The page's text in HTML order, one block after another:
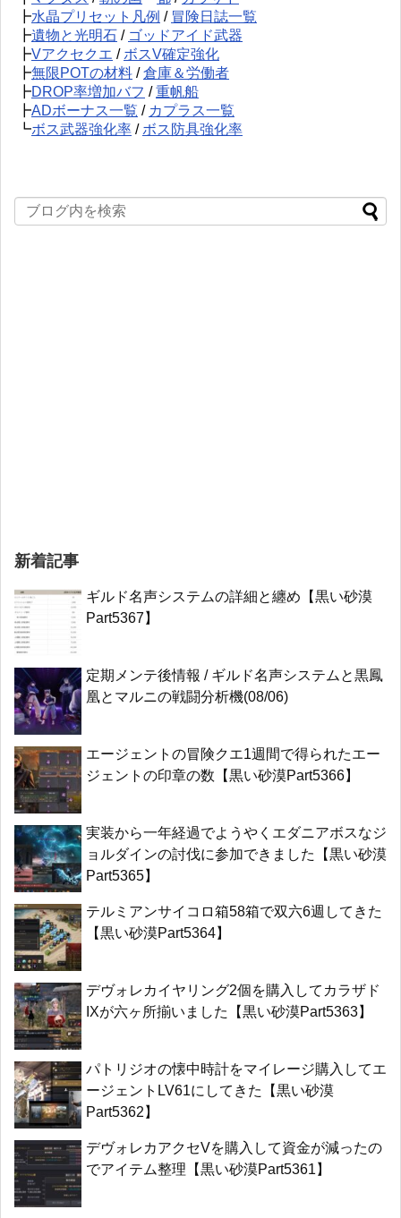
┣水晶プリセット凡例 / 冒険日誌一覧
┣遺物と光明石 / ゴッドアイド武器
┣Vアクセクエ / ボスV確定強化
┣無限POTの材料 /倉庫＆労働者
┣DROP率増加バフ /重帆船
┣ADボーナス一覧 / カプラス一覧
┗ボス武器強化率 / ボス防具強化率
新着記事
ギルド名声システムの詳細と纏め【黒い砂漠
Part5367】
定期メンテ後情報 / ギルド名声システムと黒鳳
凰とマルニの戦闘分析機(08/06)
エージェントの冒険クエ1週間で得られたエー
ジェントの印章の数【黒い砂漠Part5366】
実装から一年経過でようやくエダニアボスなジ
ョルダインの討伐に参加できました【黒い砂漠
Part5365】
テルミアンサイコロ箱58箱で双六6週してきた
【黒い砂漠Part5364】
デヴォレカイヤリング2個を購入してカラザド
IXが六ヶ所揃いました【黒い砂漠Part5363】
パトリジオの懐中時計をマイレージ購入してエ
ージェントLV61にしてきた【黒い砂漠
Part5362】
デヴォレカアクセVを購入して資金が減ったの
でアイテム整理【黒い砂漠Part5361】